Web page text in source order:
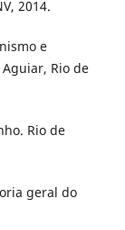
2014.
e
Rio de
Rio de
geral do